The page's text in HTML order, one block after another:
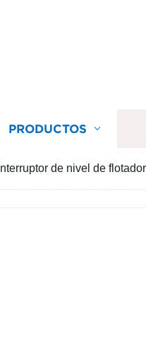
PRODUCTOS
Interruptor de nivel de